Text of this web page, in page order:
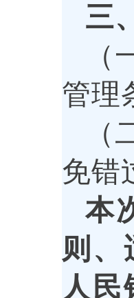
三
管理
免错
本
则、
人